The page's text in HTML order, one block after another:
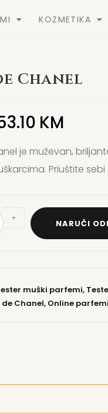
KOZMETIKA
Chanel
KM
je muževan,
Priuštite
+ NARUČI
muški parfemi,
de Chanel, Online